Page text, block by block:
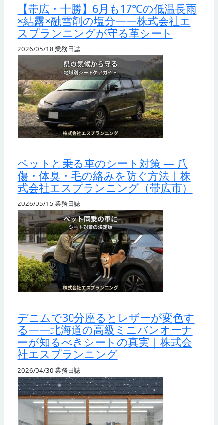
【帯広・十勝】6月も17℃の低温長雨
×結露×融雪剤の塩分——株式会社エ
スプランニングが守る革シート
2026/05/18 業務日誌
ペットと乗る車のシート対策 — 爪
傷・体臭・毛の絡みを防ぐ方法｜株
式会社エスプランニング（帯広市）
2026/05/15 業務日誌
デニムで30分座るとレザーが変色す
る——北海道の高級ミニバンオーナ
ーが知るべきシートの真実｜株式会
社エスプランニング
2026/04/30 業務日誌